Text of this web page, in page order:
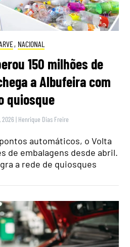
, NACIONAL
150 milhões de
a Albufeira com
quiosque
2026 | Henrique Dias Freire
automáticos, o Volta
de embalagens desde abril.
a rede de quiosques